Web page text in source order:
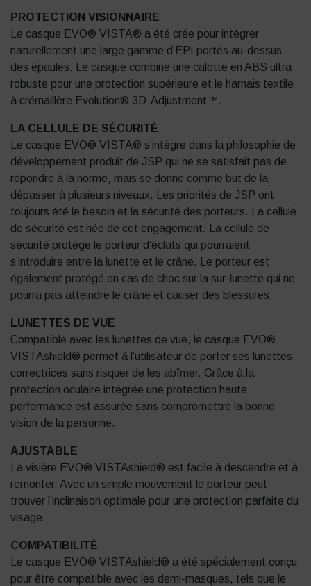
PROTECTION VISIONNAIRE
Le casque EVO® VISTA® a été crée pour intégrer
naturellement une large gamme d’EPI portés au-dessus
des épaules. Le casque combine une calotte en ABS ultra
robuste pour une protection supérieure et le harnais textile
à crémaillère Evolution® 3D-Adjustment™.
LA CELLULE DE SÉCURITÉ
Le casque EVO® VISTA® s’intègre dans la philosophie de
développement produit de JSP qui ne se satisfait pas de
répondre à la norme, mais se donne comme but de la
dépasser à plusieurs niveaux. Les priorités de JSP ont
toujours été le besoin et la sécurité des porteurs. La cellule
de sécurité est née de cet engagement. La cellule de
sécurité protège le porteur d’éclats qui pourraient
s’introduire entre la lunette et le crâne. Le porteur est
également protégé en cas de choc sur la sur-lunette qui ne
pourra pas atteindre le crâne et causer des blessures.
LUNETTES DE VUE
Compatible avec les lunettes de vue, le casque EVO®
VISTAshield® permet à l’utilisateur de porter ses lunettes
correctrices sans risquer de les abîmer. Grâce à la
protection oculaire intégrée une protection haute
performance est assurée sans compromettre la bonne
vision de la personne.
AJUSTABLE
La visière EVO® VISTAshield® est facile à descendre et à
remonter. Avec un simple mouvement le porteur peut
trouver l’inclinaison optimale pour une protection parfaite du
visage.
COMPATIBILITÉ
Le casque EVO® VISTAshield® a été spécialement conçu
pour être compatible avec les demi-masques, tels que le